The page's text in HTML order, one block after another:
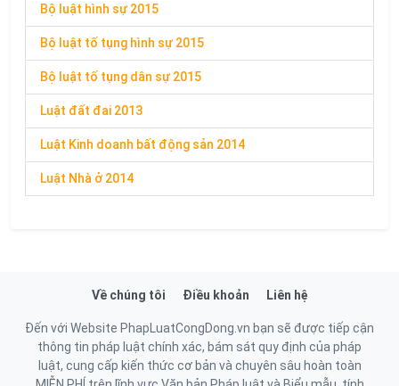
Bộ luật hình sự 2015
Bộ luật tố tụng hình sự 2015
Bộ luật tố tụng dân sự 2015
Luật đất đai 2013
Luật Kinh doanh bất động sản 2014
Luật Nhà ở 2014
Về chúng tôi Điều khoản Liên hệ
Đến với Website PhapLuatCongDong.vn bạn sẽ được tiếp cận
thông tin pháp luật chính xác, bám sát quy định của pháp
luật, cung cấp kiến thức cơ bản và chuyên sâu hoàn toàn